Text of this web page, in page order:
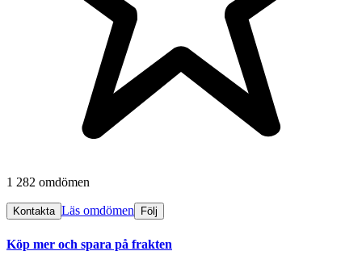
1 282 omdömen
Kontakta Läs omdömen Följ
Köp mer och spara på frakten